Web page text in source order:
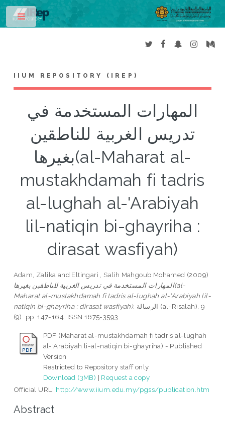
IIUM REPOSITORY (IREP)
المهارات المستخدمة في
تدريس الغربية للناطقين
بغيرها(al-Maharat al-
mustakhdamah fi tadris
al-lughah al-'Arabiyah
lil-natiqin bi-ghayriha :
dirasat wasfiyah)
Adam, Zalika and Eltingari , Salih Mahgoub Mohamed (2009)
المهارات المستخدمة في تدريس الغربية للناطقين بغيرها(al-
Maharat al-mustakhdamah fi tadris al-lughah al-'Arabiyah lil-
natiqin bi-ghayriha : dirasat wasfiyah).
(9). pp. 147-164. ISSN 1675-3593
PDF (Maharat al-mustakhdamah fi tadris al-lughah
al-'Arabiyah li-al-natiqin bi-ghayriha) - Published
Version
Restricted to Repository staff only
Download (3MB) | Request a copy
Official URL: http://www.iium.edu.my/pgss/publication.htm
Abstract
Toggle